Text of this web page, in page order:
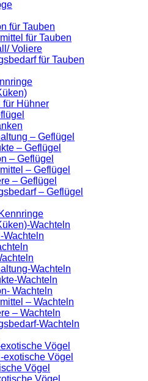
für Tauben
für Tauben
Voliere
für Tauben
für Hühner
– Geflügel
– Geflügel
– Geflügel
– Geflügel
– Geflügel
– Geflügel
Wachteln
Wachteln
Wachteln
Wachteln
Wachteln
– Wachteln
– Wachteln
Wachteln
Vögel
exotische Vögel
Vögel